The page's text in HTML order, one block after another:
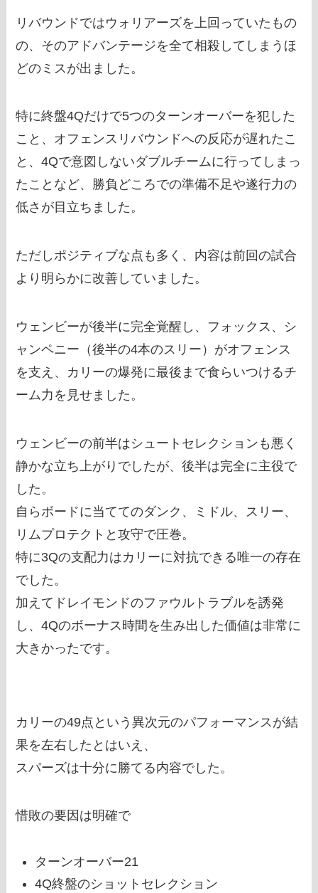
リバウンドではウォリアーズを上回っていたもの
の、そのアドバンテージを全て相殺してしまうほ
どのミスが出ました。
特に終盤4Qだけで5つのターンオーバーを犯した
こと、オフェンスリバウンドへの反応が遅れたこ
と、4Qで意図しないダブルチームに行ってしまっ
たことなど、勝負どころでの準備不足や遂行力の
低さが目立ちました。
ただしポジティブな点も多く、内容は前回の試合
より明らかに改善していました。
ウェンビーが後半に完全覚醒し、フォックス、シ
ャンペニー（後半の4本のスリー）がオフェンス
を支え、カリーの爆発に最後まで食らいつけるチ
ーム力を見せました。
ウェンビーの前半はシュートセレクションも悪く
静かな立ち上がりでしたが、後半は完全に主役で
した。
自らボードに当ててのダンク、ミドル、スリー、
リムプロテクトと攻守で圧巻。
特に3Qの支配力はカリーに対抗できる唯一の存在
でした。
加えてドレイモンドのファウルトラブルを誘発
し、4Qのボーナス時間を生み出した価値は非常に
大きかったです。
カリーの49点という異次元のパフォーマンスが結
果を左右したとはいえ、
スパーズは十分に勝てる内容でした。
惜敗の要因は明確で
ターンオーバー21
4Q終盤のショットセレクション